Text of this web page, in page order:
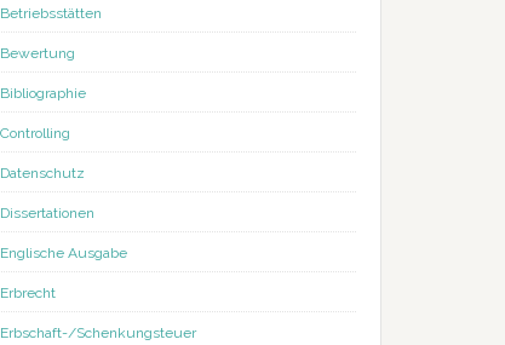
Betriebsstätten
Bewertung
Bibliographie
Controlling
Datenschutz
Dissertationen
Englische Ausgabe
Erbrecht
Erbschaft-/Schenkungsteuer